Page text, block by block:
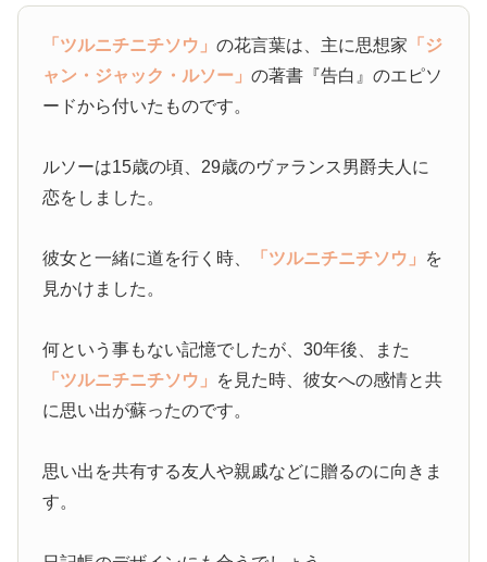
「ツルニチニチソウ」の花言葉は、主に思想家 「ジ
ャン・ジャック・ルソー」の著書『告白』のエピソ
ードから付いたものです。
ルソーは15歳の頃、29歳のヴァランス男爵夫人に
恋をしました。
彼女と一緒に道を行く時、 「ツルニチニチソウ」 を
見かけました。
何という事もない記憶でしたが、30年後、また
「ツルニチニチソウ」 を見た時、彼女への感情と共
に思い出が蘇ったのです。
思い出を共有する友人や親戚などに贈るのに向きま
す。